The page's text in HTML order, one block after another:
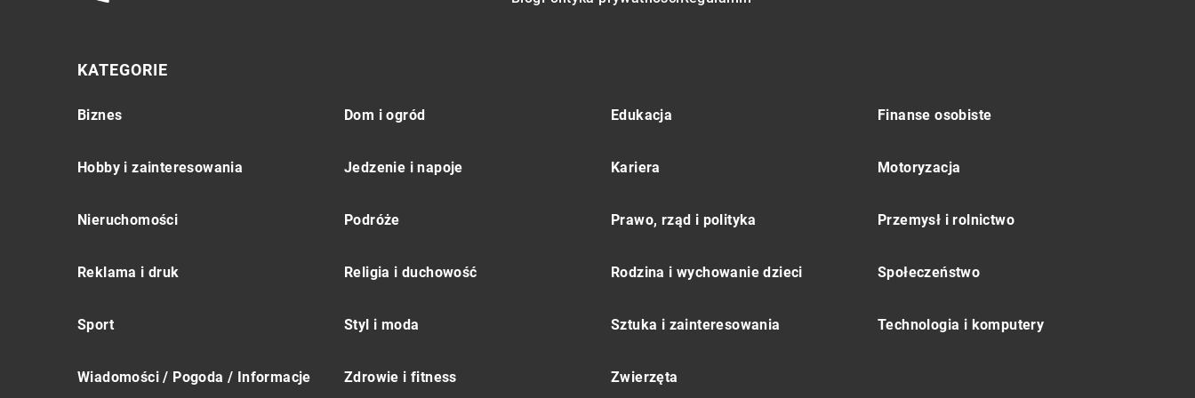
KATEGORIE
Biznes Dom i ogród Edukacja Finanse osobiste
Hobby i zainteresowania Jedzenie i napoje Kariera Motoryzacja
Nieruchomości Podróże Prawo, rząd i polityka Przemysł i rolnictwo
Reklama i druk Religia i duchowość Rodzina i wychowanie dzieci Społeczeństwo
Sport Styl i moda Sztuka i zainteresowania Technologia i komputery
Wiadomości / Pogoda / Informacje Zdrowie i fitness Zwierzęta